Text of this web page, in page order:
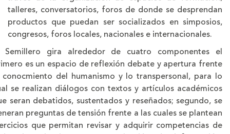
talleres, conversatorios, foros de donde se desprendan
productos que puedan ser socializados en simposios,
congresos, foros locales, nacionales e internacionales.
Semillero gira alrededor de cuatro componentes el
es un espacio de reflexión debate y apertura frente
del humanismo y lo transpersonal, para lo
se realizan diálogos con textos y artículos académicos
seran debatidos, sustentados y reseñados; segundo, se
preguntas de tensión frente a las cuales se plantean
que permitan revisar y adquirir competencias de